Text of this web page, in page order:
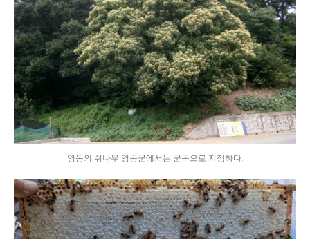
영동의 쉬나무 영동군에서는 군목으로 지정하다.